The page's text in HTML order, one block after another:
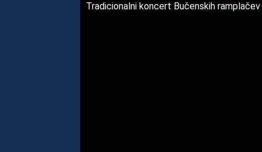
Tradicionalni koncert Bučenskih ramplačev